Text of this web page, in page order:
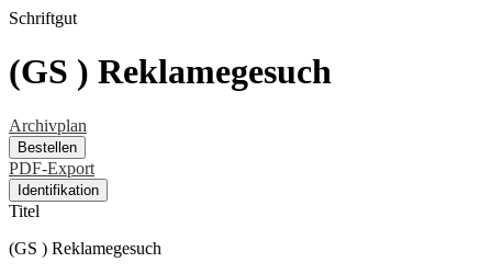
Schriftgut
(GS ) Reklamegesuch
Archivplan
Bestellen
PDF-Export
Identifikation
Titel
(GS ) Reklamegesuch